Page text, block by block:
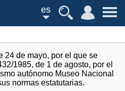
es
24 de mayo, por el que se
1985, de 1 de agosto, por el
autónomo Museo Nacional
normas estatutarias.